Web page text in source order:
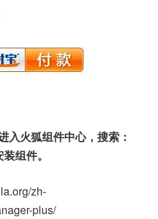
火狐组件中心，搜索：
组件。
zh-
plus/